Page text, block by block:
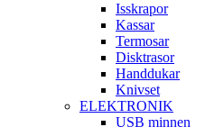
Isskrapor
Kassar
Termosar
Disktrasor
Handdukar
Knivset
ELEKTRONIK
USB minnen